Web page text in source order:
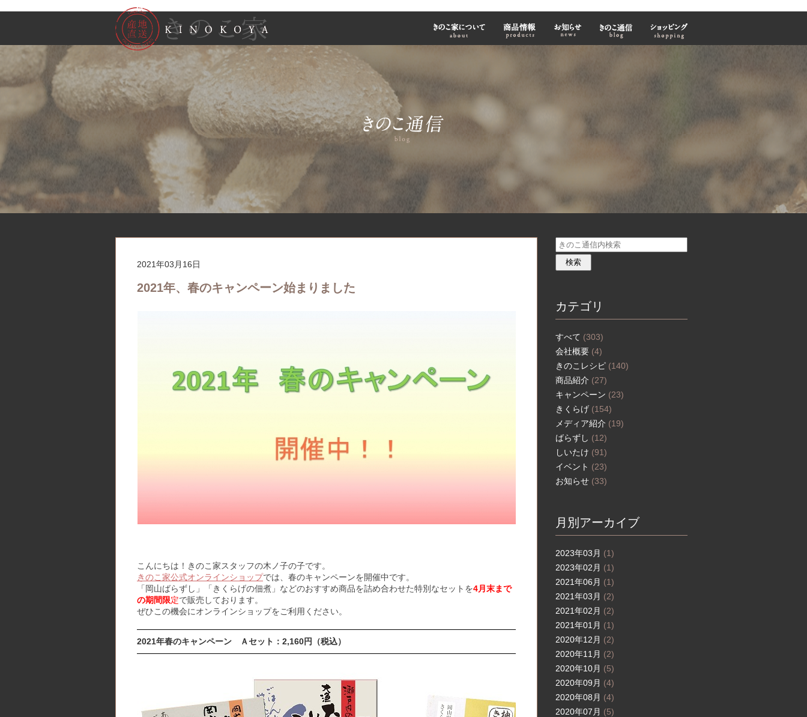
2021年03月16日
2021年、春のキャンペーン始まりました
こんにちは！きのこ家スタッフの木ノ子の子です。
きのこ家公式オンラインショップでは、春のキャンペーンを開催中です。
「岡山ばらずし」「きくらげの佃煮」などのおすすめ商品を詰め合わせた特別なセットを4月末まで
の期間限定で販売しております。
ぜひこの機会にオンラインショップをご利用ください。
2021年春のキャンペーン Ａセット：2,160円（税込）
カテゴリ
すべて (303)
会社概要 (4)
きのこレシピ (140)
商品紹介 (27)
キャンペーン (23)
きくらげ (154)
メディア紹介 (19)
ばらずし (12)
しいたけ (91)
イベント (23)
お知らせ (33)
月別アーカイブ
2023年03月 (1)
2023年02月 (1)
2021年06月 (1)
2021年03月 (2)
2021年02月 (2)
2021年01月 (1)
2020年12月 (2)
2020年11月 (2)
2020年10月 (5)
2020年09月 (4)
2020年08月 (4)
2020年07月 (5)